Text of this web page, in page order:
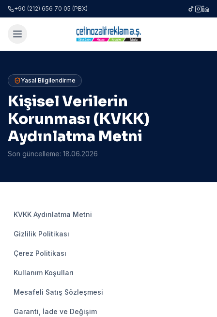
+90 (212) 656 70 05 (PBX)
Yasal Bilgilendirme
Kişisel Verilerin
Korunması (KVKK)
Aydınlatma Metni
Son güncelleme: 18.06.2026
KVKK Aydınlatma Metni
Gizlilik Politikası
Çerez Politikası
Kullanım Koşulları
Mesafeli Satış Sözleşmesi
Garanti, İade ve Değişim